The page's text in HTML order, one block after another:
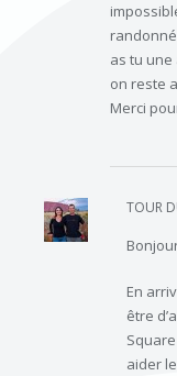
as tu
on reste
Merci
TOUR
En
être
aider